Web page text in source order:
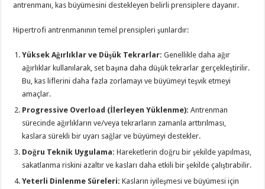
antrenmanı, kas büyümesini destekleyen belirli prensiplere dayanır.
Hipertrofi antrenmanının temel prensipleri şunlardır:
Yüksek Ağırlıklar ve Düşük Tekrarlar: Genellikle daha ağır
ağırlıklar kullanılarak, set başına daha düşük tekrarlar gerçekleştirilir.
Bu, kas liflerini daha fazla zorlamayı ve büyümeyi teşvik etmeyi
amaçlar.
Progressive Overload (İlerleyen Yüklenme): Antrenman
sürecinde ağırlıkların ve/veya tekrarların zamanla arttırılması,
kaslara sürekli bir uyarı sağlar ve büyümeyi destekler.
Doğru Teknik Uygulama: Hareketlerin doğru bir şekilde yapılması,
sakatlanma riskini azaltır ve kasları daha etkili bir şekilde çalıştırabilir.
Yeterli Dinlenme Süreleri: Kasların iyileşmesi ve büyümesi için